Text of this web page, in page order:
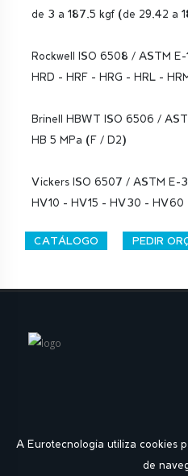
A Eurotecnologia utiliza cookies
de
de 3 a 187,5 kgf (de 29,42 a
Rockwell ISO 6508 / ASTM
HRD - HRF - HRG - HRL -
Brinell HBWT ISO 6506 /
HB 5 MPa (F / D2)
Vickers ISO 6507 / ASTM E-
HV10 - HV15 - HV30 - HV60
CATÁLOGO PEDIR